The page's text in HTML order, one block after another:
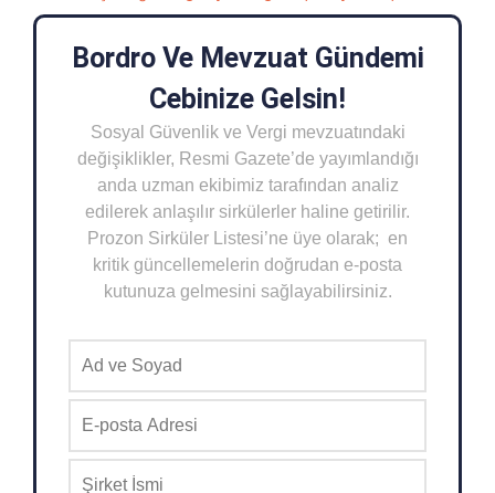
Bordro Ve Mevzuat Gündemi
Cebinize Gelsin!
Sosyal Güvenlik ve Vergi mevzuatındaki
değişiklikler, Resmi Gazete’de yayımlandığı
anda uzman ekibimiz tarafından analiz
edilerek anlaşılır sirkülerler haline getirilir.
Prozon Sirküler Listesi’ne üye olarak; en
kritik güncellemelerin doğrudan e-posta
kutunuza gelmesini sağlayabilirsiniz.